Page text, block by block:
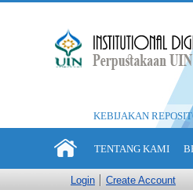
KEBIJAKAN
TENTANG KAMI
Login Create Account